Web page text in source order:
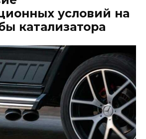
условий на
катализатора